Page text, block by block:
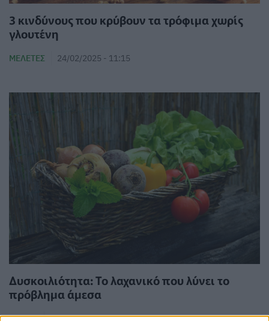
3 κινδύνους που κρύβουν τα τρόφιμα χωρίς
γλουτένη
ΜΕΛΈΤΕΣ 24/02/2025 - 11:15
Δυσκοιλιότητα: Το λαχανικό που λύνει το
πρόβλημα άμεσα
ΕΥ ΖΗΝ 24/02/2025 - 10:24